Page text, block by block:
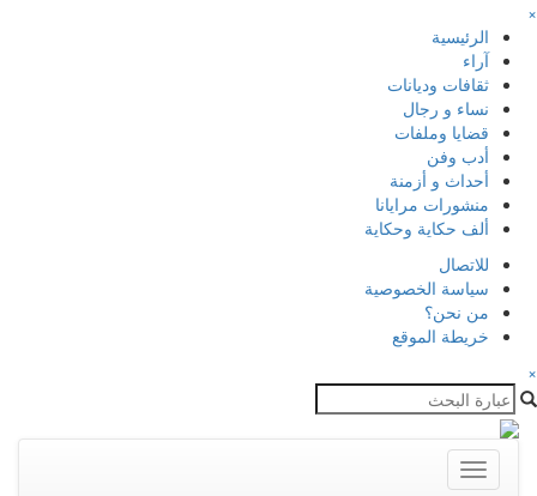
×
الرئيسية
آراء
ثقافات وديانات
نساء و رجال
قضايا وملفات
أدب وفن
أحداث و أزمنة
منشورات مرايانا
ألف حكاية وحكاية
للاتصال
سياسة الخصوصية
من نحن؟
خريطة الموقع
×
Toggle